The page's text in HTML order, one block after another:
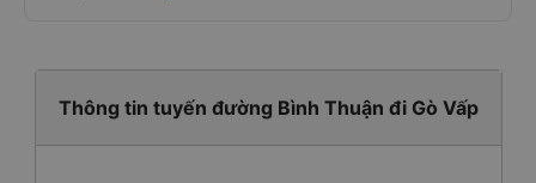
Thông tin tuyến đường Bình Thuận đi Gò Vấp